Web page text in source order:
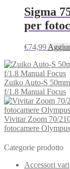
Sigma
per
€74,99
Zuiko Auto‑S
f/1.8 Manual Focus
Vivitar Zoom 70/
fotocamere
Categorie prodotto
Accessori vari